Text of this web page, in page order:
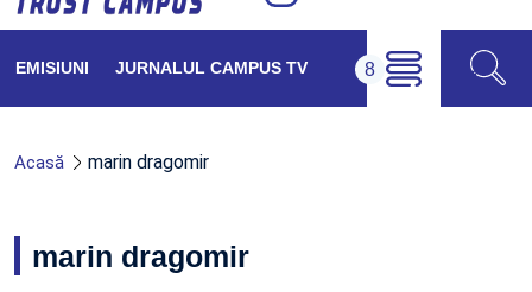
EMISIUNI JURNALUL CAMPUS TV
Acasă marin dragomir
marin dragomir